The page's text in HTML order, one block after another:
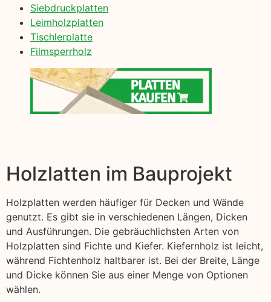
Siebdruckplatten
Leimholzplatten
Tischlerplatte
Filmsperrholz
Holzlatten im Bauprojekt
Holzplatten werden häufiger für Decken und Wände
genutzt. Es gibt sie in verschiedenen Längen, Dicken
und Ausführungen. Die gebräuchlichsten Arten von
Holzplatten sind Fichte und Kiefer. Kiefernholz ist leicht,
während Fichtenholz haltbarer ist. Bei der Breite, Länge
und Dicke können Sie aus einer Menge von Optionen
wählen.